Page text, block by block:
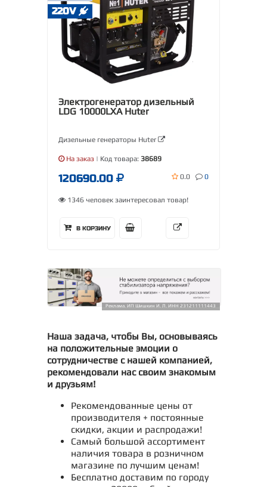
220V
Электрогенератор дизельный
LDG 10000LXА Huter
Дизельные генераторы Huter
На заказ | Код товара: 38689
120690.00 0.0 0
1346 человек заинтересовал товар!
В КОРЗИНУ
Реклама. ИП Шишкин И. Л. ИНН 231211111443
Наша задача, чтобы Вы, основываясь
на положительные эмоции о
сотрудничестве с нашей компанией,
рекомендовали нас своим знакомым
и друзьям!
Рекомендованные цены от
производителя + постоянные
скидки, акции и распродажи!
Самый большой ассортимент
наличия товара в розничном
магазине по лучшим ценам!
Бесплатно доставим по городу